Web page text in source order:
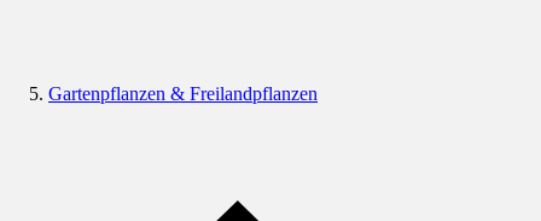
Gartenpflanzen & Freilandpflanzen